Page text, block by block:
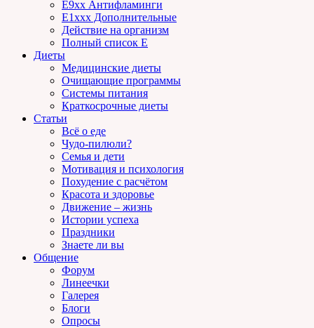
E9xx Антифламинги
E1xxx Дополнительные
Действие на организм
Полный список E
Диеты
Медицинские диеты
Очищающие программы
Системы питания
Краткосрочные диеты
Статьи
Всё о еде
Чудо-пилюли?
Семья и дети
Мотивация и психология
Похудение с расчётом
Красота и здоровье
Движение – жизнь
Истории успеха
Праздники
Знаете ли вы
Общение
Форум
Линеечки
Галерея
Блоги
Опросы